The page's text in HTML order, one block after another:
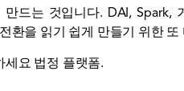
드는 것입니다. DAI,
환을 읽기 쉽게 만들기 위한 또
세요 법정 플랫폼.